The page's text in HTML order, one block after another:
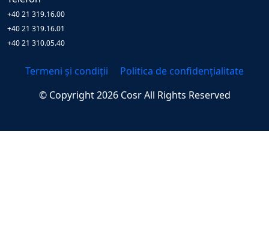
+40 21 319.16.00
+40 21 319.16.01
+40 21 310.05.40
Termeni și condiții
Politica de confidențialitate
© Copyright2026 CosrAll Rights Reserved